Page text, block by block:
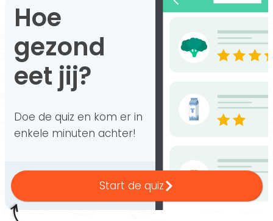
Hoe
gezond
eet jij?
Doe de quiz en kom er in
enkele minuten achter!
Start de quiz